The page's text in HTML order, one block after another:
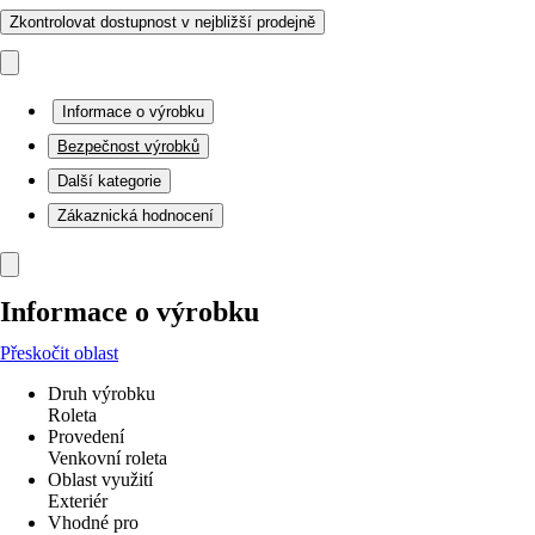
Zkontrolovat dostupnost v nejbližší prodejně
Informace o výrobku
Bezpečnost výrobků
Další kategorie
Zákaznická hodnocení
Informace o výrobku
Přeskočit oblast
Druh výrobku
Roleta
Provedení
Venkovní roleta
Oblast využití
Exteriér
Vhodné pro